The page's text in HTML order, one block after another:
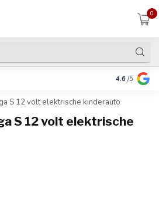
0
Betalen in
4.6 /5
S 12 volt elektrische kinderauto
S 12 volt elektrische